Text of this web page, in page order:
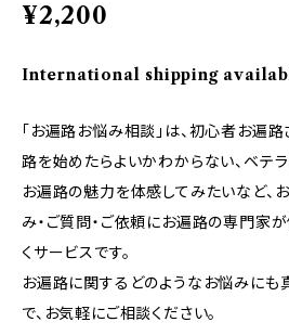
¥2,200
International shipping
「お遍路お悩み相談」は、初心者お遍
路を始めたらよいかわからない、ベテ
お遍路の魅力を体感してみたいなど、
み・ご質問・ご依頼にお遍路の専門家
くサービスです。
お遍路に関するどのようなお悩みにも
で、お気軽にご相談ください。